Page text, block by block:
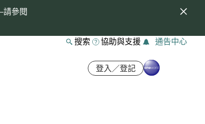
請參閱
搜索 協助與支援 通告中心
登入／登記